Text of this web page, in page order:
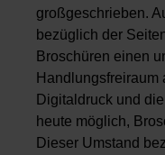
großgeschrieben.
bezüglich der
Broschüren einen
Handlungsfreiraum
Digitaldruck und
heute möglich,
Dieser Umstand